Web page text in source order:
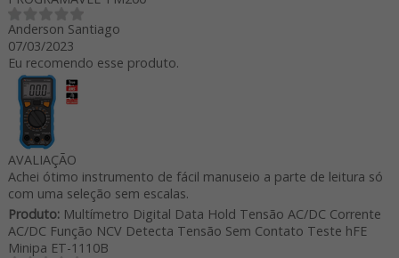
Anderson Santiago
07/03/2023
Eu recomendo esse produto.
AVALIAÇÃO
Achei ótimo instrumento de fácil manuseio a parte de leitura só
com uma seleção sem escalas.
Produto:Multímetro Digital Data Hold Tensão AC/DC Corrente
AC/DC Função NCV Detecta Tensão Sem Contato Teste hFE
Minipa ET-1110B